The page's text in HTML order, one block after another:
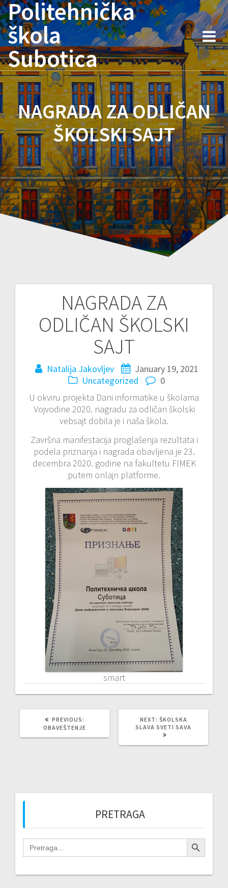
Skip
to
content
Politehnička
škola
Subotica
NAGRADA ZA ODLIČAN
ŠKOLSKI SAJT
NAGRADA ZA
ODLIČAN ŠKOLSKI
SAJT
Natalija Jakovljev
January 19, 2021
Uncategorized
0
U okviru projekta Dani informatike u školama
Vojvodine 2020. nagradu za odličan školski
vebsajt dobila je i naša škola.
Završna manifestacija proglašenja rezultata i
podela priznanja i nagrada obavljena je 23.
decembra 2020. godine na fakultetu FIMEK
putem onlajn platforme.
smart
navigation
PREVIOUS:
POST:
OBAVEŠTENJE
NEXT: NEXT
POST:
ŠKOLSKA
SLAVA SVETI SAVA
PRETRAGA
Search
for:
Search Button